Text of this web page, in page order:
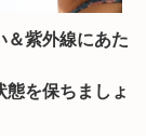
＆紫外線にあた
を保ちましょ